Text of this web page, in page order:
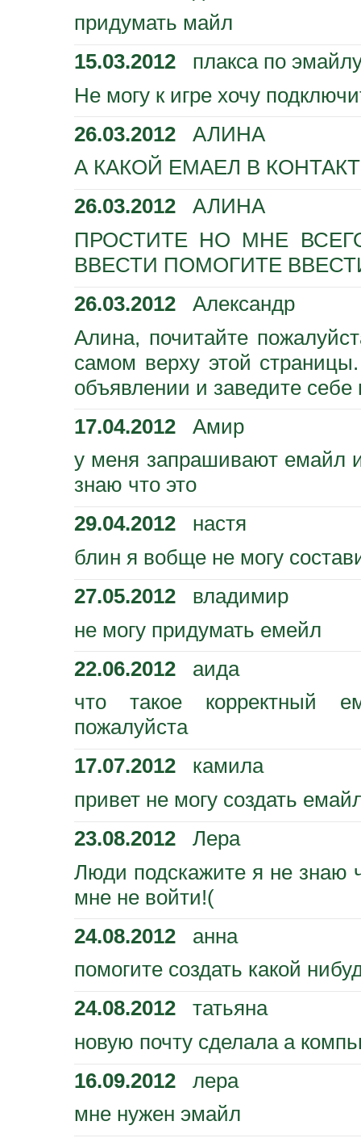
придумать майл
15.03.2012 плакса по
Не могу к игре хочу
26.03.2012 АЛИНА
А КАКОЙ ЕМАЕЛ В
26.03.2012 АЛИНА
ПРОСТИТЕ НО МНЕ
ВВЕСТИ ПОМОГИТЕ
26.03.2012 Александр
Алина, почитайте
самом верху этой
объявлении и заведите себе
17.04.2012 Амир
у меня запрашивают емайл
знаю что это
29.04.2012 настя
блин я вобще не могу
27.05.2012 владимир
не могу придумать емейл
22.06.2012 аида
что такое корректный
пожалуйста
17.07.2012 камила
привет не могу создать
23.08.2012 Лера
Люди подскажите я не знаю
мне не войти!(
24.08.2012 анна
помогите создать какой
24.08.2012 татьяна
новую почту сделала а
16.09.2012 лера
мне нужен эмайл